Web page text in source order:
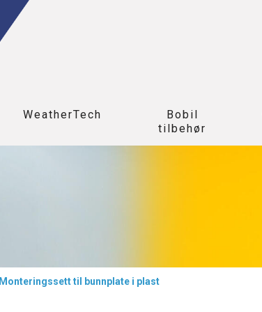
WeatherTech
Bobil
tilbehør
Monteringssett til bunnplate i plast